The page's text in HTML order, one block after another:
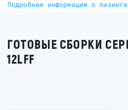
Подробная информация о лизинге
ГОТОВЫЕ СБОРКИ
12LFF